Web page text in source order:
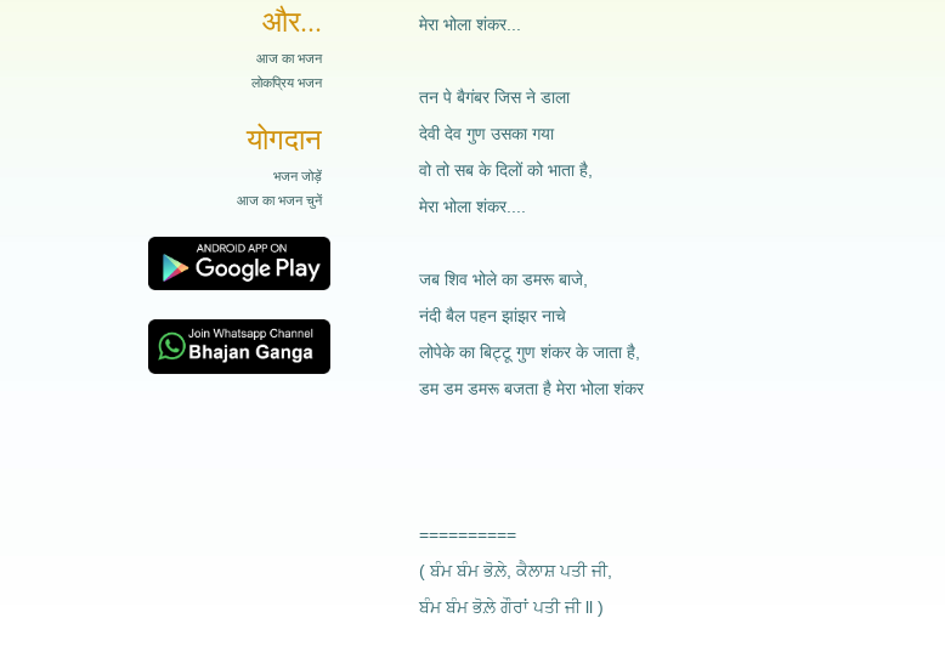
और...
आज का भजन
लोकप्रिय भजन
योगदान
भजन जोड़ें
आज का भजन चुनें
मेरा भोला शंकर...
तन पे बैगंबर जिस ने डाला
देवी देव गुण उसका गया
वो तो सब के दिलों को भाता है,
मेरा भोला शंकर....
जब शिव भोले का डमरू बाजे,
नंदी बैल पहन झांझर नाचे
लोपेके का बिट्टू गुण शंकर के जाता है,
डम डम डमरू बजता है मेरा भोला शंकर
==========
( ਬੰਮ ਬੰਮ ਭੋਲ਼ੇ, ਕੈਲਾਸ਼ ਪਤੀ ਜੀ,
ਬੰਮ ਬੰਮ ਭੋਲ਼ੇ ਗੌਰਾਂ ਪਤੀ ਜੀ ll )